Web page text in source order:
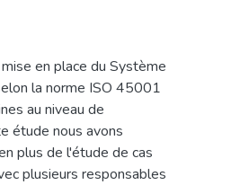
en place du Système
la norme ISO 45001
au niveau de
étude nous avons
plus de l'étude de cas
plusieurs responsables